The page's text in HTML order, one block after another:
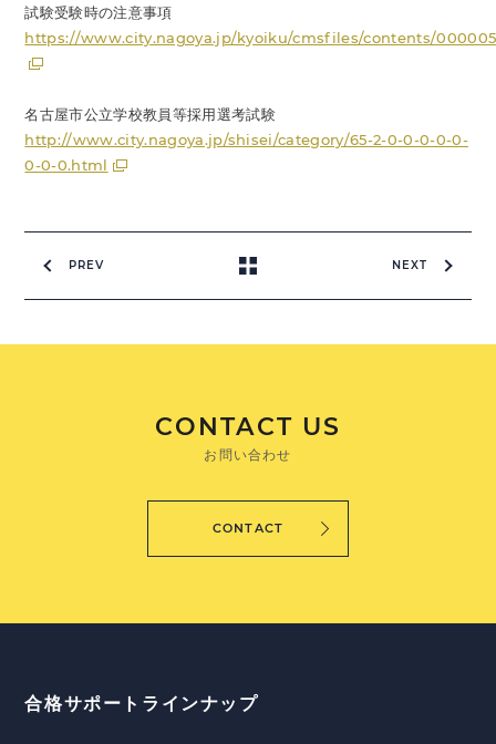
試験受験時の注意事項
https://www.city.nagoya.jp/kyoiku/cmsfiles/contents/
名古屋市公立学校教員等採用選考試験
http://www.city.nagoya.jp/shisei/category/65-2-0-0-0-0-0-
0-0-0.html
PREV NEXT
CONTACT US
お問い合わせ
CONTACT
合格サポートラインナップ